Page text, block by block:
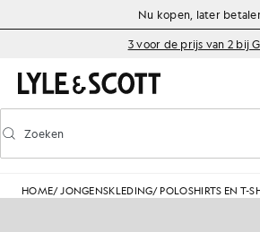
Ga naar de hoofdinhoud
Informatie over toegankelijkheid
Nu kopen, later
3 voor de prijs van 2 bij
Voorspellend zoeken in- of
Zoeken
HOME/JONGENSKLEDING/ POLOSHIRTS EN T-